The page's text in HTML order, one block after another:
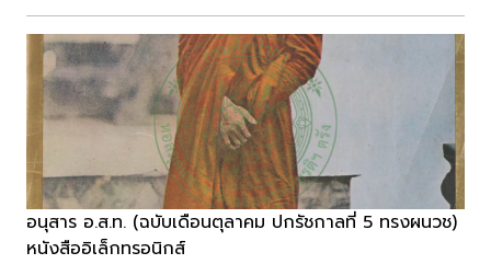
อนุสาร อ.ส.ท. (ฉบับเดือนตุลาคม ปกรัชกาลที่ 5 ทรงผนวช)
หนังสืออิเล็กทรอนิกส์